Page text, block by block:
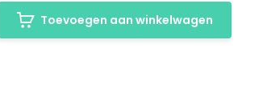
Toevoegen aan winkelwagen